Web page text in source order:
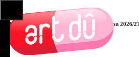
Les pré-inscriptions aux cours pour la saison 2026/